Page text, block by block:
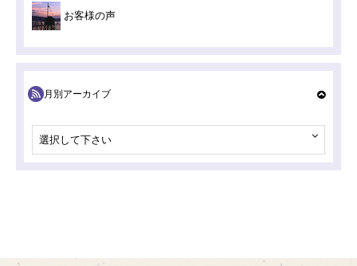
お客様の声
月別アーカイブ
選択して下さい